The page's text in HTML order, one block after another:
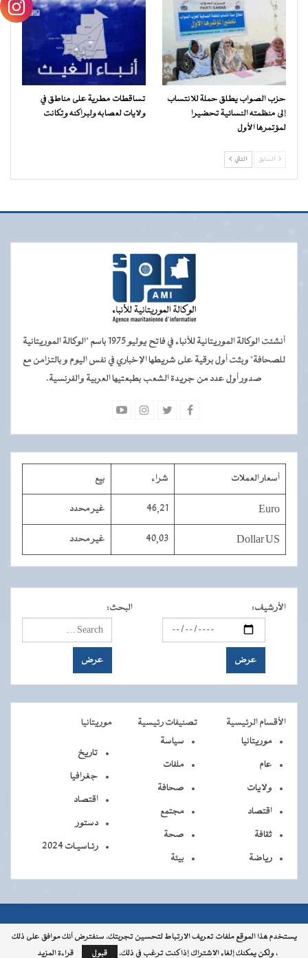
حزب الصواب يطلق حملة للانتساب
إلى منظمته النسائية تحضيرا
لمؤتمرها الأول
تساقطات مطرية على مناطق في
ولايات لعصابه ولبراكنه وتكانت
السابق التالي
أنشئت الوكالة الموريتانية للأنباء في فاتح يوليو 1975 باسم "الوكالة الموريتانية
للصحافة" وبثت أول برقية على شريطها الإخباري في نفس اليوم و بالتزامن مع
صدور أول عدد من جريدة الشعب بطبعتيها العربية والفرنسية.
أسعار العملات شراء بيع
Euro
46,21 غير محدد
Dollar US
40,03 غير محدد
الأرشيف: البحث:
الأقسام الرئيسية تصنيفات رئيسية
موريتانيا
موريتانيا
عام
ولايات
اقتصاد
ثقافة
رياضة
سياسة
ملفات
صحافة
مجتمع
صحة
بيئة
تاريخ
جغرافيا
اقتصاد
دستور
رئـاسيـات 2024
جميــــع جميع الحقوق محفوظة © 2026 - الوكالة الموريتانية للأنباء
يستخدم هذا الموقع ملفات تعريف الارتباط لتحسين تجربتك. سنفترض أنك موافق على ذلك
، ولكن يمكنك إلغاء الاشتراك إذا كنت ترغب في ذلك.
قبول قراءة المزيد